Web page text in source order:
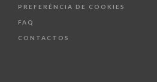
PREFERÊNCIA DE COOKIES
FAQ
CONTACTOS